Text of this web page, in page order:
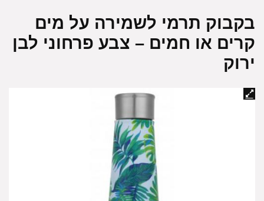
בקבוק תרמי לשמירה על מים
קרים או חמים – צבע פרחוני לבן
ירוק